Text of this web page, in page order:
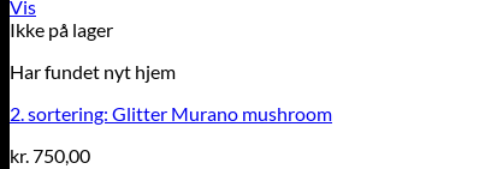
Vis
Ikke på lager
Har fundet nyt hjem
2. sortering: Glitter Murano mushroom
kr.750,00